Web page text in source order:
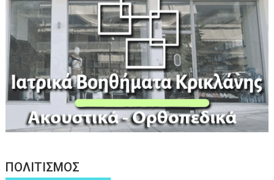
ΠΟΛΙΤΙΣΜΟΣ